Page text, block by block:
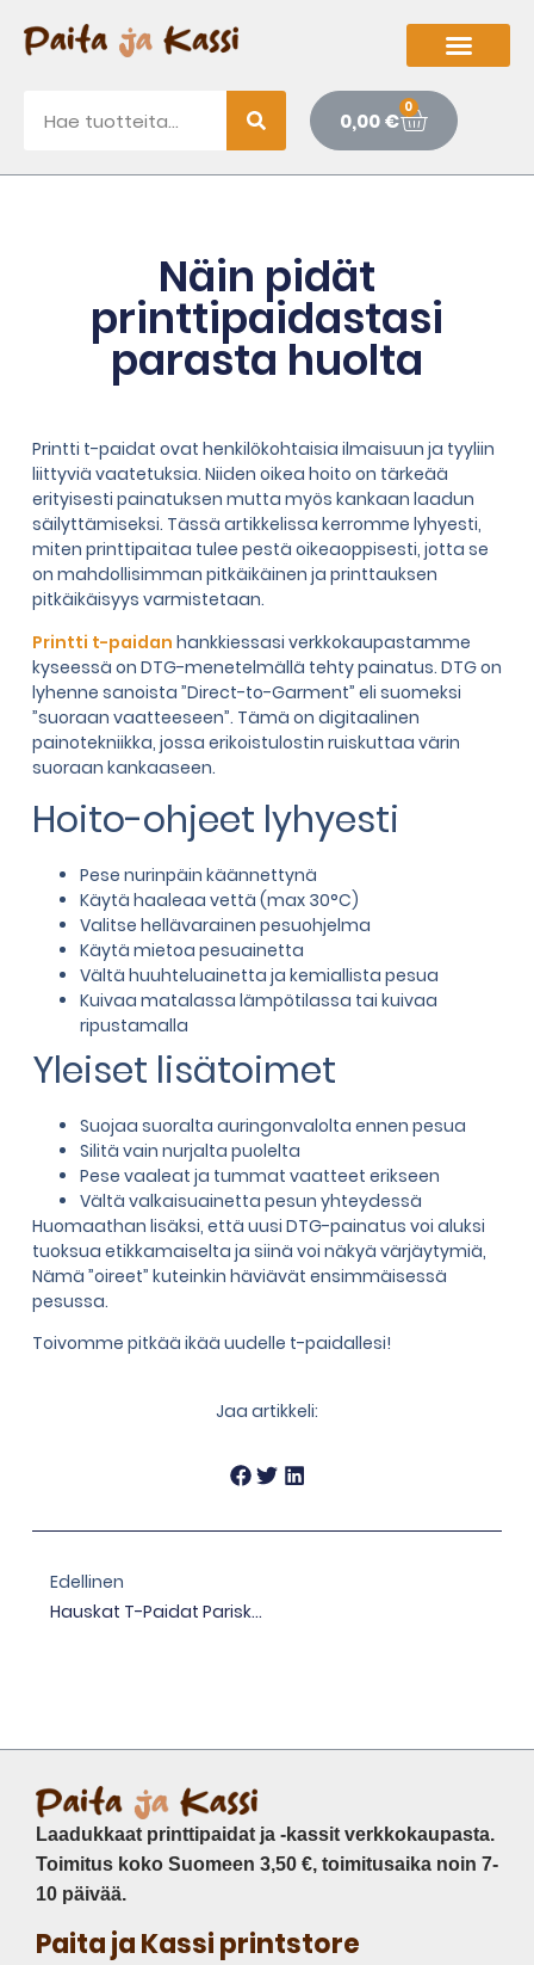
0,00€
0
Näin pidät
printtipaidastasi
parasta huolta
Printti t-paidat ovat henkilökohtaisia ilmaisuun ja tyyliin
liittyviä vaatetuksia. Niiden oikea hoito on tärkeää
erityisesti painatuksen mutta myös kankaan laadun
säilyttämiseksi. Tässä artikkelissa kerromme lyhyesti,
miten printtipaitaa tulee pestä oikeaoppisesti, jotta se
on mahdollisimman pitkäikäinen ja printtauksen
pitkäikäisyys varmistetaan.
Printti t-paidan hankkiessasi verkkokaupastamme
kyseessä on DTG-menetelmällä tehty painatus. DTG on
lyhenne sanoista ”Direct-to-Garment” eli suomeksi
”suoraan vaatteeseen”. Tämä on digitaalinen
painotekniikka, jossa erikoistulostin ruiskuttaa värin
suoraan kankaaseen.
Hoito-ohjeet lyhyesti
Pese nurinpäin käännettynä
Käytä haaleaa vettä (max 30°C)
Valitse hellävarainen pesuohjelma
Käytä mietoa pesuainetta
Vältä huuhteluainetta ja kemiallista pesua
Kuivaa matalassa lämpötilassa tai kuivaa
ripustamalla
Yleiset lisätoimet
Suojaa suoralta auringonvalolta ennen pesua
Silitä vain nurjalta puolelta
Pese vaaleat ja tummat vaatteet erikseen
Vältä valkaisuainetta pesun yhteydessä
Huomaathan lisäksi, että uusi DTG-painatus voi aluksi
tuoksua etikkamaiselta ja siinä voi näkyä värjäytymiä,
Nämä ”oireet” kuteinkin häviävät ensimmäisessä
pesussa.
Toivomme pitkää ikää uudelle t-paidallesi!
Jaa artikkeli:
Edellinen
Hauskat T-Paidat Pariskunnalle
Laadukkaat printtipaidat ja -kassit verkkokaupasta.
Toimitus koko Suomeen 3,50 €, toimitusaika noin 7-
10 päivää.
Paita ja Kassi printstore